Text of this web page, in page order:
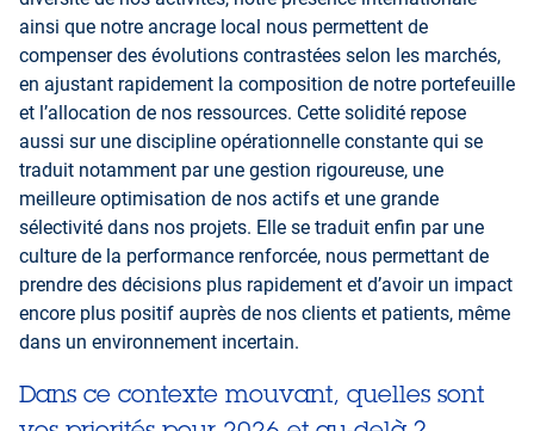
ainsi que notre ancrage local nous permettent de
compenser des évolutions contrastées selon les marchés,
en ajustant rapidement la composition de notre portefeuille
et l’allocation de nos ressources. Cette solidité repose
aussi sur une discipline opérationnelle constante qui se
traduit notamment par une gestion rigoureuse, une
meilleure optimisation de nos actifs et une grande
sélectivité dans nos projets. Elle se traduit enfin par une
culture de la performance renforcée, nous permettant de
prendre des décisions plus rapidement et d’avoir un impact
encore plus positif auprès de nos clients et patients, même
dans un environnement incertain.
Dans ce contexte mouvant, quelles sont